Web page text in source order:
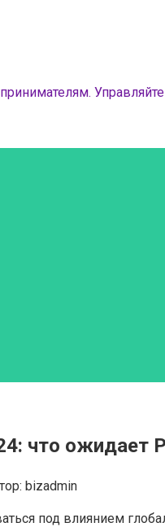
что ожидает
bizadmin
под влиянием